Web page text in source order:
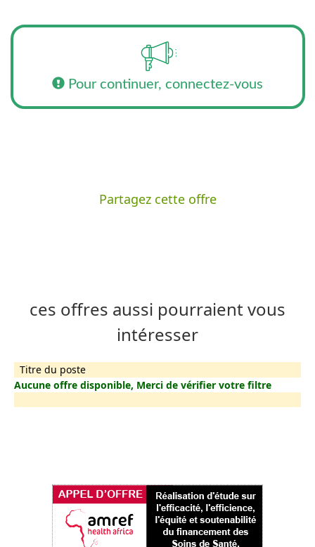
Pour continuer, connectez-vous
Partagez cette offre
ces offres aussi pourraient vous
intéresser
Titre du poste
Aucune offre disponible, Merci de vérifier votre filtre